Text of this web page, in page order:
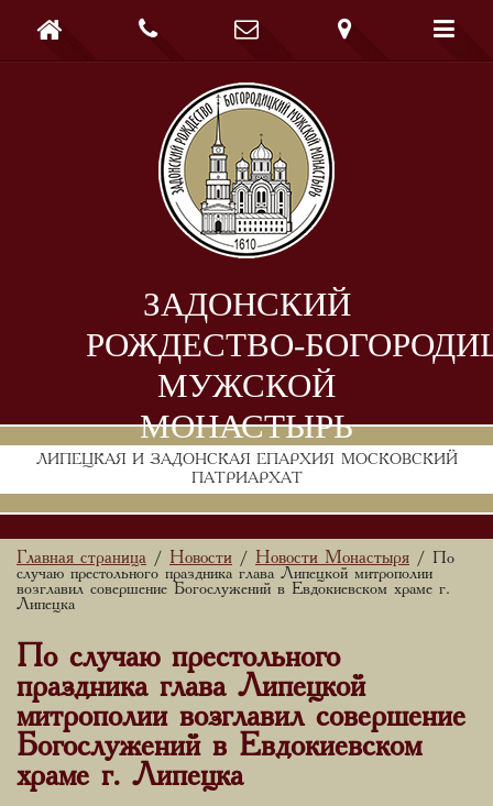
ЗАДОНСКИЙ
РОЖДЕСТВО-
МУЖСКОЙ
МОНАСТЫРЬ
ЛИПЕЦКАЯ И ЗАДОНСКАЯ ЕПАРХИЯ МОСКОВСКИЙ
ПАТРИАРХАТ
    
Главная страница / Новости / Новости Монастыря / По
случаю престольного праздника глава Липецкой митрополии
возглавил совершение Богослужений в Евдокиевском храме г.
Липецка
По случаю престольного
праздника глава Липецкой
митрополии возглавил совершение
Богослужений в Евдокиевском
храме г. Липецка